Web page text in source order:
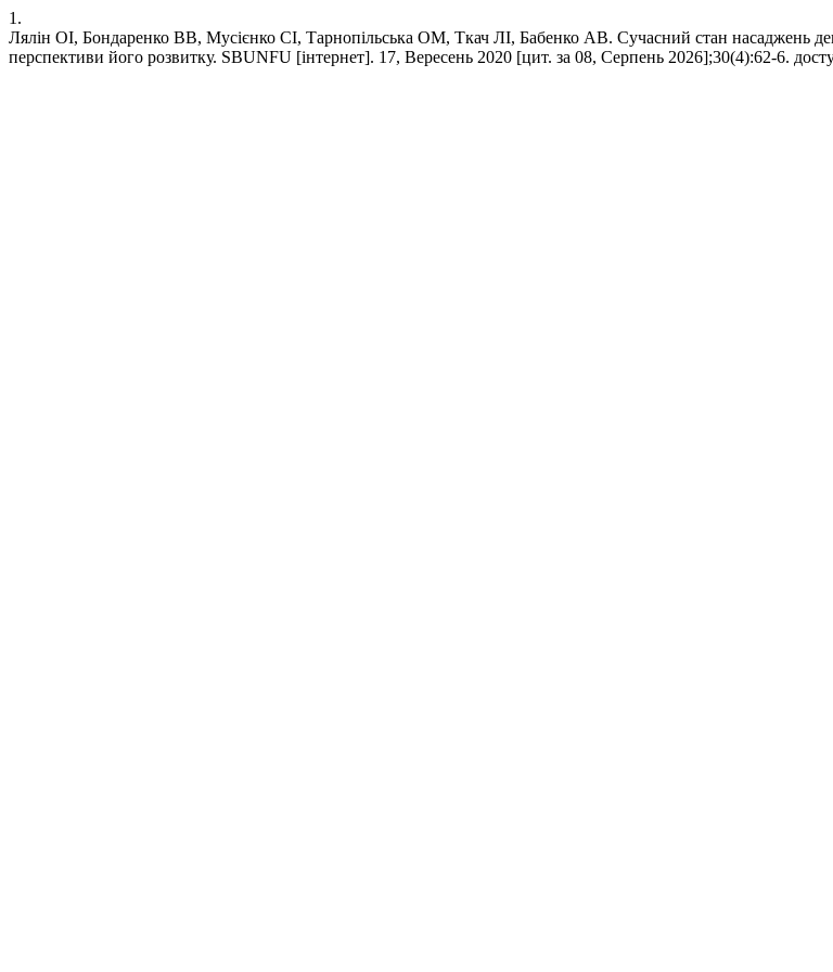
1.
Лялін ОІ, Бондаренко ВВ, Мусієнко СІ, Тарнопільська ОМ, Ткач ЛІ, Бабенко АВ. Сучасний стан насаджень
перспективи його розвитку. SBUNFU [інтернет]. 17, Вересень 2020 [цит. за 08, Серпень 2026];30(4):62-6.